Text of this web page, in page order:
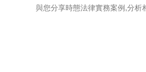
與您分享時態法律實務案例,分析